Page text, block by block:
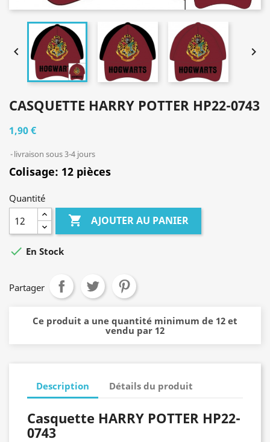
 
CASQUETTE HARRY POTTER HP22-0743
1,90 €
livraison sous 3-4 jours
Colisage: 12 pièces
Quantité
 AJOUTER AU PANIER
 En Stock
Partager
Ce produit a une quantité minimum de 12 et
vendu par 12
Description Détails du produit
Casquette HARRY POTTER HP22-
0743